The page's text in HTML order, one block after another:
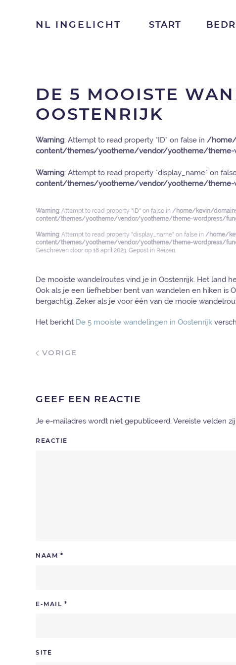
NL INGELICHT START
DE 5 MOOISTE
OOSTENRIJK
Warning: Attempt to read property "ID" on false in /home/
content/themes/yootheme/vendor/yootheme/theme-
Warning: Attempt to read property "display_name" on
content/themes/yootheme/vendor/yootheme/theme-
Warning: Attempt to read property "ID" on false in /home/kevin/
content/themes/yootheme/vendor/yootheme/theme-wordpress/
Warning: Attempt to read property "display_name" on false in /home/
content/themes/yootheme/vendor/yootheme/theme-wordpress/
Geschreven door op 18 april 2023. Gepost in Reizen.
De mooiste wandelroutes vind je in Oostenrijk. Het land
Ook als je een liefhebber bent van wandelen en hiken is
bergachtig. Zeker als je voor één van de mooie
Het bericht De 5 mooiste wandelingen in Oostenrijk
VORIGE
GEEF EEN REACTIE
Je e-mailadres wordt niet gepubliceerd. Vereiste velden
REACTIE
NAAM *
E-MAIL *
SITE